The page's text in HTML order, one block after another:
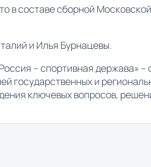
в составе сборной
и Илья Бурнацевы.
– спортивная держава» –
государственных и
ключевых вопросов,